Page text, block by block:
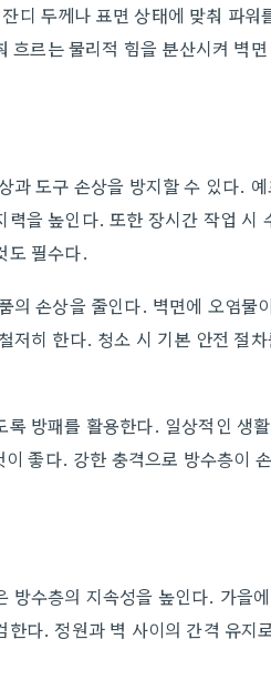
두께나 표면 상태에 맞춰 파워
흐르는 물리적 힘을 분산시켜 벽
과 도구 손상을 방지할 수 있다. 예
을 높인다. 또한 장시간 작업 시
도 필수다.
의 손상을 줄인다. 벽면에 오염물
저히 한다. 청소 시 기본 안전 절차
방패를 활용한다. 일상적인 생
좋다. 강한 충격으로 방수층이
방수층의 지속성을 높인다. 가을
다. 정원과 벽 사이의 간격 유지